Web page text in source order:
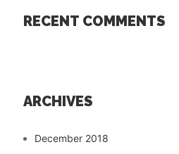
RECENT COMMENTS
ARCHIVES
December 2018